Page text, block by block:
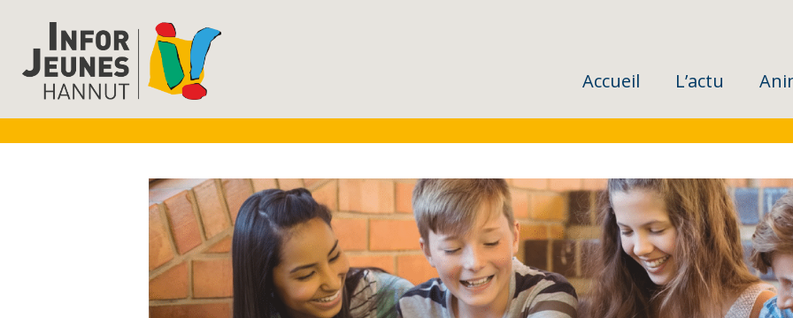
Accueil L’actu